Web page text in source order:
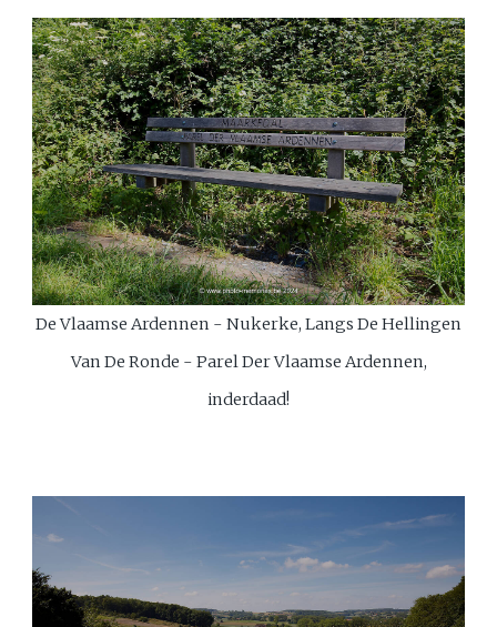
De Vlaamse Ardennen - Nukerke, Langs De Hellingen
Van De Ronde - Parel Der Vlaamse Ardennen,
inderdaad!